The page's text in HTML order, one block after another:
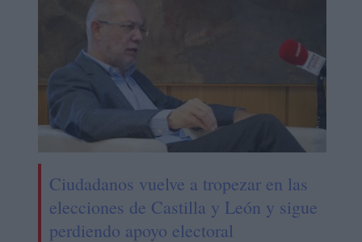
Ciudadanos vuelve a tropezar en las
elecciones de Castilla y León y sigue
perdiendo apoyo electoral